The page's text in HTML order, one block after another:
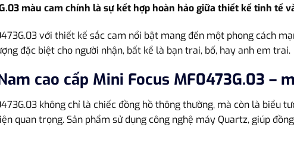
màu cam chính là sự kết hợp hoàn hảo giữa thiết kế tinh tế
với thiết kế sắc cam nổi bật mang đến một phong cách
đặc biệt cho người nhận, bất kể là bạn trai, bố, hay anh em trai.
cao cấp Mini Focus MF0473G.03 –
không chỉ là chiếc đồng hồ thông thường, mà còn là biểu
quan trọng. Sản phẩm sử dụng công nghệ máy Quartz, giúp